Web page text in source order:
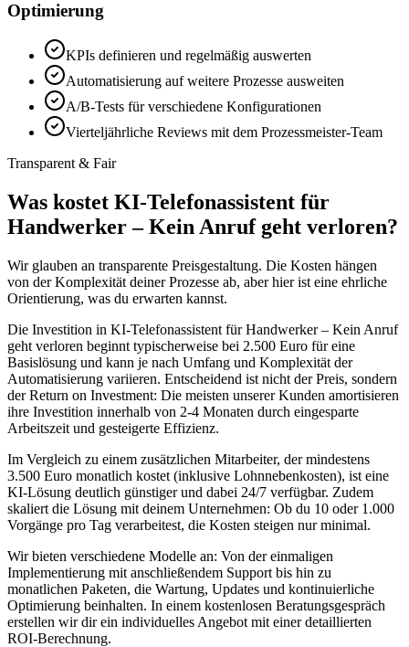
Optimierung
KPIs definieren und regelmäßig auswerten
Automatisierung auf weitere Prozesse ausweiten
A/B-Tests für verschiedene Konfigurationen
Vierteljährliche Reviews mit dem Prozessmeister-Team
Transparent & Fair
Was kostet KI-Telefonassistent für
Handwerker – Kein Anruf geht verloren?
Wir glauben an transparente Preisgestaltung. Die Kosten hängen
von der Komplexität deiner Prozesse ab, aber hier ist eine ehrliche
Orientierung, was du erwarten kannst.
Die Investition in KI-Telefonassistent für Handwerker – Kein Anruf
geht verloren beginnt typischerweise bei 2.500 Euro für eine
Basislösung und kann je nach Umfang und Komplexität der
Automatisierung variieren. Entscheidend ist nicht der Preis, sondern
der Return on Investment: Die meisten unserer Kunden amortisieren
ihre Investition innerhalb von 2-4 Monaten durch eingesparte
Arbeitszeit und gesteigerte Effizienz.
Im Vergleich zu einem zusätzlichen Mitarbeiter, der mindestens
3.500 Euro monatlich kostet (inklusive Lohnnebenkosten), ist eine
KI-Lösung deutlich günstiger und dabei 24/7 verfügbar. Zudem
skaliert die Lösung mit deinem Unternehmen: Ob du 10 oder 1.000
Vorgänge pro Tag verarbeitest, die Kosten steigen nur minimal.
Wir bieten verschiedene Modelle an: Von der einmaligen
Implementierung mit anschließendem Support bis hin zu
monatlichen Paketen, die Wartung, Updates und kontinuierliche
Optimierung beinhalten. In einem kostenlosen Beratungsgespräch
erstellen wir dir ein individuelles Angebot mit einer detaillierten
ROI-Berechnung.